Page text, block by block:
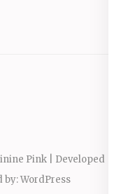
Pink | Developed
by:WordPress